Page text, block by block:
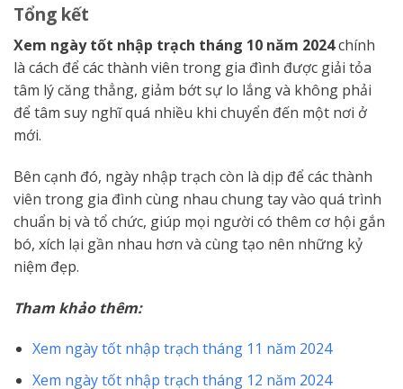
Tổng kết
Xem ngày tốt nhập trạch tháng 10 năm 2024chính
là cách để các thành viên trong gia đình được giải tỏa
tâm lý căng thẳng, giảm bớt sự lo lắng và không phải
để tâm suy nghĩ quá nhiều khi chuyển đến một nơi ở
mới.
Bên cạnh đó, ngày nhập trạch còn là dịp để các thành
viên trong gia đình cùng nhau chung tay vào quá trình
chuẩn bị và tổ chức, giúp mọi người có thêm cơ hội gắn
bó, xích lại gần nhau hơn và cùng tạo nên những kỷ
niệm đẹp.
Tham khảo thêm:
Xem ngày tốt nhập trạch tháng 11 năm 2024
Xem ngày tốt nhập trạch tháng 12 năm 2024